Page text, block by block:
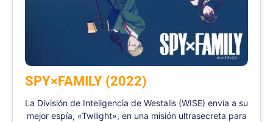
SPY×FAMILY (2022)
La División de Inteligencia de Westalis (WISE) envía a su
mejor espía, «Twilight», en una misión ultrasecreta para